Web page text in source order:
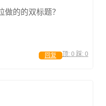
的的双标题？
顶: 0 踩: 0
回复